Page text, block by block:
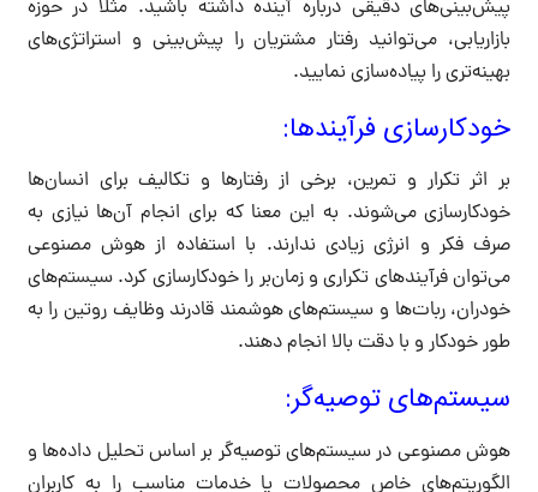
پیش‌بینی‌های دقیقی درباره آینده داشته باشید. مثلاً در حوزه
بازاریابی، می‌توانید رفتار مشتریان را پیش‌بینی و استراتژی‌های
بهینه‌تری را پیاده‌سازی نمایید.
خودکارسازی فرآیندها:
بر اثر تکرار و تمرین، برخی از رفتارها و تکالیف برای انسان‌ها
خودکارسازی می‌شوند. به این معنا که برای انجام آن‌ها نیازی به
صرف فکر و انرژی زیادی ندارند. با استفاده از هوش مصنوعی
می‌توان فرآیندهای تکراری و زمان‌بر را خودکارسازی کرد. سیستم‌های
خودران، ربات‌ها و سیستم‌های هوشمند قادرند وظایف روتین را به
طور خودکار و با دقت بالا انجام دهند.
سیستم‌های توصیه‌گر:
هوش مصنوعی در سیستم‌های توصیه‌گر بر اساس تحلیل داده‌ها و
الگوریتم‌های خاص محصولات یا خدمات مناسب را به کاربران